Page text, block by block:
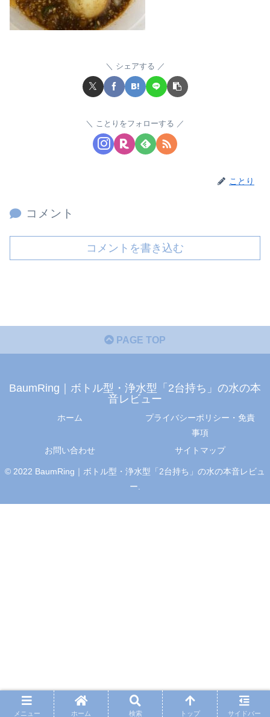
シェアする
ことりをフォローする
ことり
コメント
コメントを書き込む
PAGE TOP
BaumRing｜ボトル型・浄水型「2台持ち」の水の本
音レビュー
ホーム
プライバシーポリシー・免責
事項
お問い合わせ
サイトマップ
© 2022 BaumRing｜ボトル型・浄水型「2台持ち」の水の本音レビュ
ー.
メニュー ホーム 検索 トップ サイドバー